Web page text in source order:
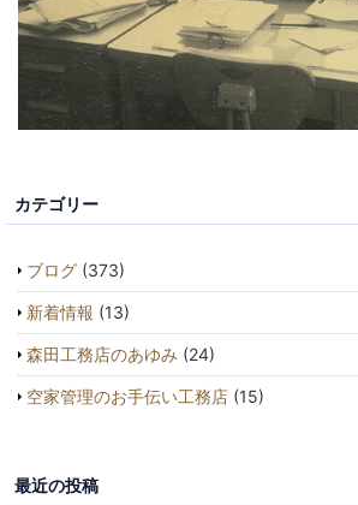
カテゴリー
ブログ (373)
新着情報 (13)
森田工務店のあゆみ (24)
空家管理のお手伝い工務店 (15)
最近の投稿